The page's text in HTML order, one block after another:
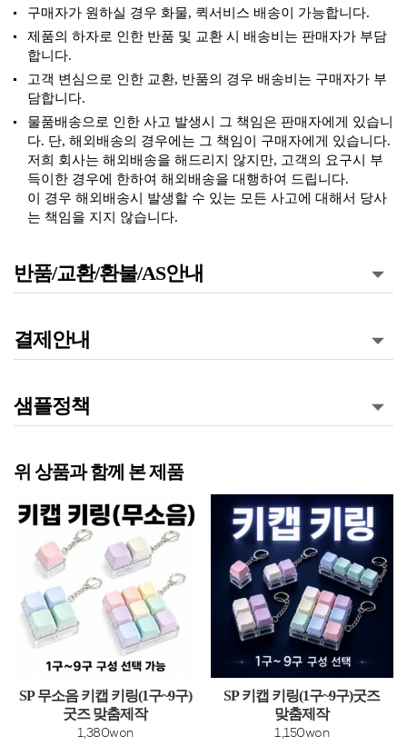
구매자가 원하실 경우 화물, 퀵서비스 배송이 가능합니다.
제품의 하자로 인한 반품 및 교환 시 배송비는 판매자가 부담
합니다.
고객 변심으로 인한 교환, 반품의 경우 배송비는 구매자가 부
담합니다.
물품배송으로 인한 사고 발생시 그 책임은 판매자에게 있습니
다. 단, 해외배송의 경우에는 그 책임이 구매자에게 있습니다.
저희 회사는 해외배송을 해드리지 않지만, 고객의 요구시 부
득이한 경우에 한하여 해외배송을 대행하여 드립니다.
이 경우 해외배송시 발생할 수 있는 모든 사고에 대해서 당사
는 책임을 지지 않습니다.
반품/교환/환불/AS안내
결제안내
샘플정책
위 상품과 함께 본 제품
SP 무소음 키캡 키링(1구~9구)
굿즈 맞춤제작
1,380won
SP 키캡 키링(1구~9구)굿즈
맞춤제작
1,150won